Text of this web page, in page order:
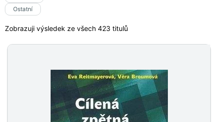
Ostatní
Zobrazuji výsledek ze všech 423 titulů